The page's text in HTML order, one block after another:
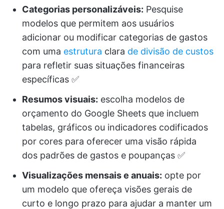
Categorias personalizáveis: Pesquise
modelos que permitem aos usuários
adicionar ou modificar categorias de gastos
com uma estrutura clara de divisão de custos
para refletir suas situações financeiras
específicas ✅
Resumos visuais: escolha modelos de
orçamento do Google Sheets que incluem
tabelas, gráficos ou indicadores codificados
por cores para oferecer uma visão rápida
dos padrões de gastos e poupanças ✅
Visualizações mensais e anuais: opte por
um modelo que ofereça visões gerais de
curto e longo prazo para ajudar a manter um